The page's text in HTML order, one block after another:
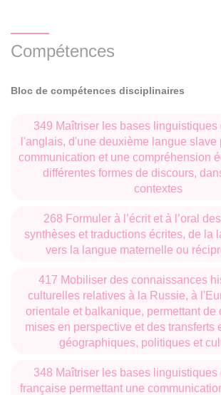
Compétences
Bloc de compétences disciplinaires
349 Maîtriser les bases linguistiques
l'anglais, d'une deuxième langue slave
communication et une compréhension
différentes formes de discours,
contextes
268 Formuler à l’écrit et à l’oral
synthèses et traductions écrites, de la
vers la langue maternelle ou
417 Mobiliser des connaissances
culturelles relatives à la Russie, à
orientale et balkanique, permettant de
mises en perspective et des transferts
géographiques, politiques et
348 Maîtriser les bases linguistiques
française permettant une